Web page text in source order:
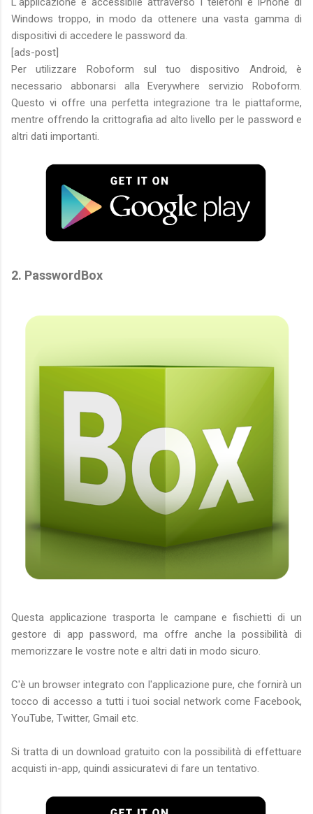
Windows troppo, in modo da ottenere una vasta gamma di
dispositivi di accedere le password da.
[ads-post]
Per utilizzare Roboform sul tuo dispositivo Android, è
necessario abbonarsi alla Everywhere servizio Roboform.
Questo vi offre una perfetta integrazione tra le piattaforme,
mentre offrendo la crittografia ad alto livello per le password e
altri dati importanti.
2. PasswordBox
Questa applicazione trasporta le campane e fischietti di un
gestore di app password, ma offre anche la possibilità di
memorizzare le vostre note e altri dati in modo sicuro.
C'è un browser integrato con l'applicazione pure, che fornirà un
tocco di accesso a tutti i tuoi social network come Facebook,
YouTube, Twitter, Gmail etc.
Si tratta di un download gratuito con la possibilità di effettuare
acquisti in-app, quindi assicuratevi di fare un tentativo.